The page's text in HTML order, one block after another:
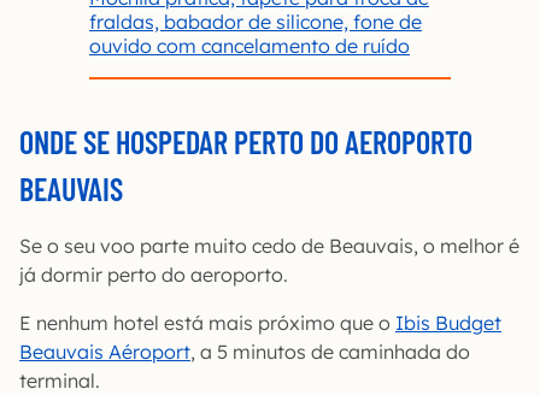
fraldas, babador de silicone, fone de
ouvido com cancelamento de ruído
ONDE SE HOSPEDAR PERTO DO AEROPORTO
BEAUVAIS
Se o seu voo parte muito cedo de Beauvais, o melhor é
já dormir perto do aeroporto.
E nenhum hotel está mais próximo que o Ibis Budget
Beauvais Aéroport, a 5 minutos de caminhada do
terminal.